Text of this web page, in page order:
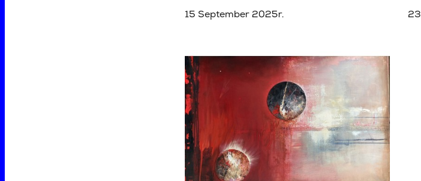
15 September 2025r.